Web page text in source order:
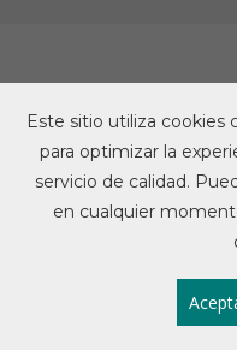
Este sitio utiliza cookies
para optimizar la
servicio de calidad.
en cualquier